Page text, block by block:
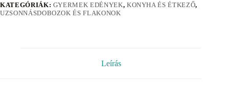
KATEGÓRIÁK: GYERMEK EDÉNYEK, KONYHA ÉS ÉTKEZŐ,
UZSONNÁSDOBOZOK ÉS FLAKONOK
Leírás